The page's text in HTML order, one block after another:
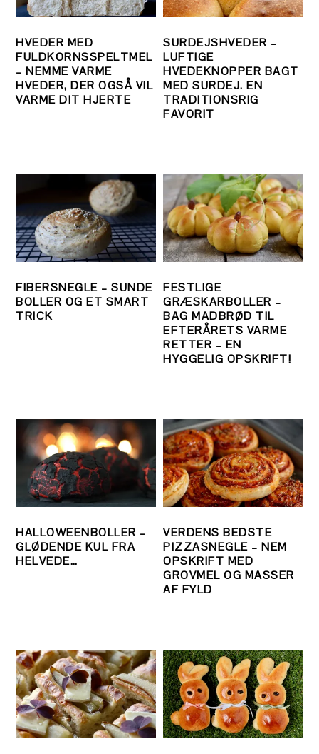
HVEDER MED
FULDKORNSSPELTMEL
– NEMME VARME
HVEDER, DER OGSÅ VIL
VARME DIT HJERTE
SURDEJSHVEDER –
LUFTIGE
HVEDEKNOPPER BAGT
MED SURDEJ. EN
TRADITIONSRIG
FAVORIT
FIBERSNEGLE – SUNDE
BOLLER OG ET SMART
TRICK
FESTLIGE
GRÆSKARBOLLER –
BAG MADBRØD TIL
EFTERÅRETS VARME
RETTER – EN
HYGGELIG OPSKRIFT!
HALLOWEENBOLLER –
GLØDENDE KUL FRA
HELVEDE…
VERDENS BEDSTE
PIZZASNEGLE – NEM
OPSKRIFT MED
GROVMEL OG MASSER
AF FYLD